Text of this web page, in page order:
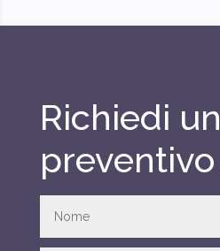
Richiedi un
preventivo